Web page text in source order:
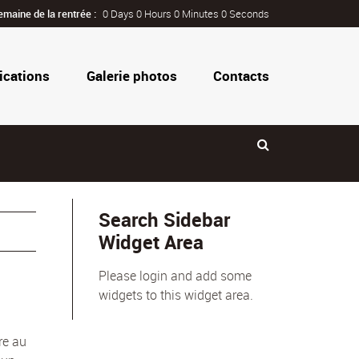
de la rentrée : 0 Days 0 Hours 0 Minutes 0 Seconds
Galerie photos Contacts
au
Search Sidebar
Widget Area
Please login and add some
widgets to this widget area.